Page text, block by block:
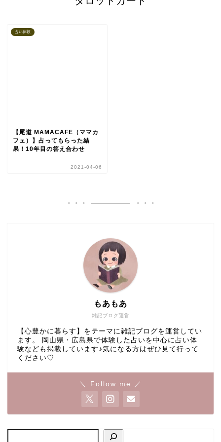
占い体験
【尾道 MAMACAFE（ママカ
フェ）】占ってもらった結
果！10年目の答え合わせ
2021-04-06
雑記ブログ運営
もあもあ
【心豊かに暮らす】をテーマに雑記ブログを運営してい
ます。 岡山県・広島県で体験した占いを中心に占い体
験なども掲載しています♪気になる方はぜひ見て行って
ください♡
＼ Follow me ／